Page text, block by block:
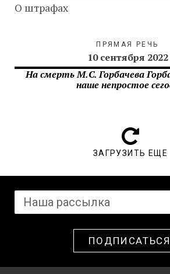
О штрафах
ПРЯМАЯ РЕЧЬ
10 сентября 2022
На смерть М.С. Горбачева
наше непростое
ЗАГРУЗИТЬ ЕЩЕ
ПОДПИСАТЬСЯ